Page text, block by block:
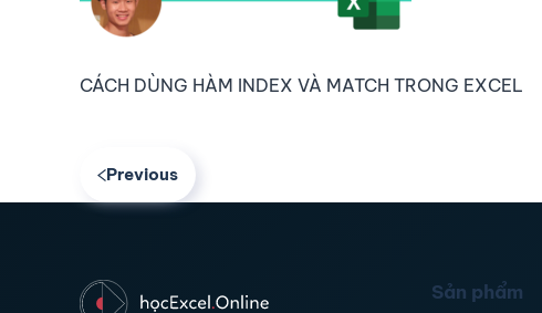
CÁCH DÙNG HÀM INDEX VÀ MATCH TRONG EXCEL
Previous
Sản phẩm